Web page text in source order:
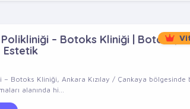
– Botoks Kliniği | Botoks,
Estetik
– Botoks Kliniği, Ankara Kızılay / Çankaya bölgesinde
alanında hi...